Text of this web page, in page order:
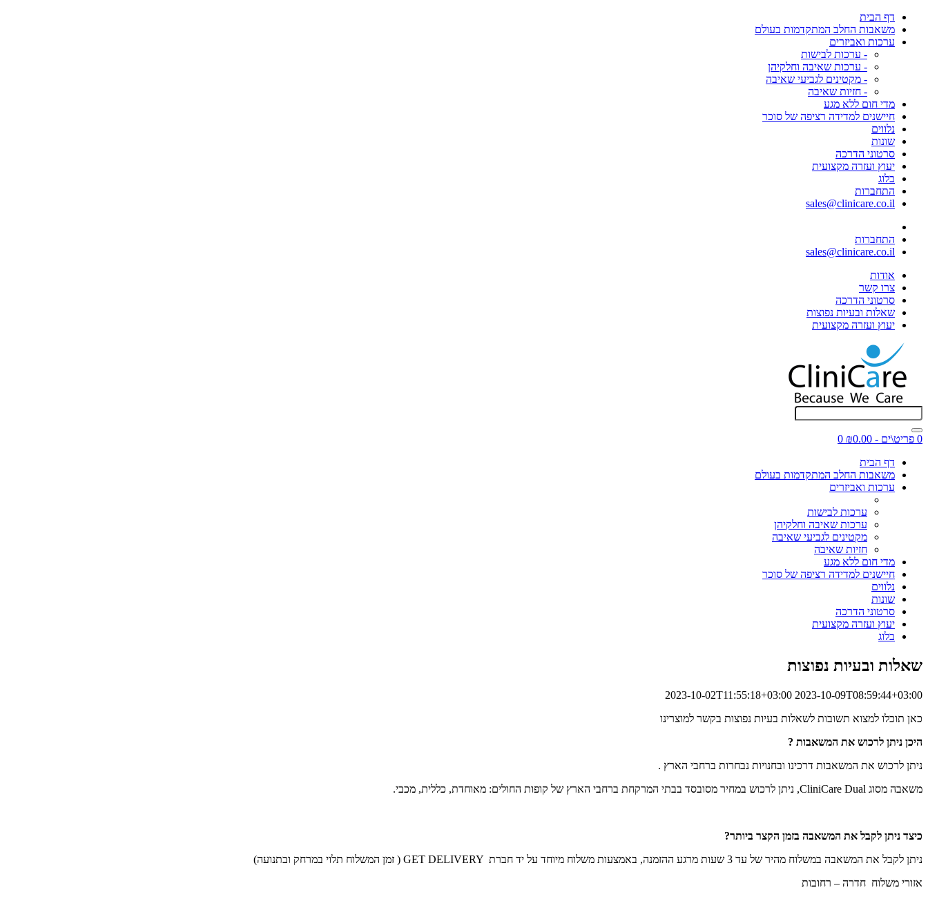
דף הבית
משאבות החלב המתקדמות בעולם
ערכות ואביזרים
- ערכות לבישות
- ערכות שאיבה וחלקיהן
- מקטינים לגביעי שאיבה
- חזיות שאיבה
מדי חום ללא מגע
חיישנים למדידה רציפה של סוכר
נלווים
שונות
סרטוני הדרכה
יעוץ ועזרה מקצועית
בלוג
התחברות
sales@clinicare.co.il
התחברות
sales@clinicare.co.il
אודות
צרו קשר
סרטוני הדרכה
שאלות ובעיות נפוצות
יעוץ ועזרה מקצועית
0 פריט\ים - ₪0.00
0
דף הבית
משאבות החלב המתקדמות בעולם
ערכות ואביזרים
ערכות לבישות
ערכות שאיבה וחלקיהן
מקטינים לגביעי שאיבה
חזיות שאיבה
מדי חום ללא מגע
חיישנים למדידה רציפה של סוכר
נלווים
שונות
סרטוני הדרכה
יעוץ ועזרה מקצועית
בלוג
שאלות ובעיות נפוצות
2023-10-02T11:55:18+03:00 2023-10-09T08:59:44+03:00
כאן תוכלו למצוא תשובות לשאלות בעיות נפוצות בקשר למוצרינו
היכן ניתן לרכוש את המשאבות ?
ניתן לרכוש את המשאבות דרכינו ובחנויות נבחרות ברחבי הארץ .
משאבה מסוג CliniCare Dual
, ניתן לרכוש במחיר מסובסד בבתי המרקחת ברחבי הארץ של קופות החולים: מאוחדת, כללית, מכבי.
כיצד ניתן לקבל את המשאבה בזמן הקצר ביותר?
ניתן לקבל את המשאבה במשלוח מהיר של עד 3 שעות מרגע ההזמנה, באמצעות משלוח מיוחד על יד חברת
GET DELIVERY
( זמן המשלוח תלוי במרחק ובתנועה)
אזורי משלוח חדרה – רחובות